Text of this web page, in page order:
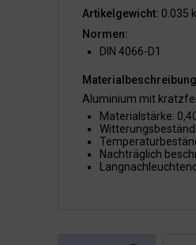
Artikelgewicht: 0.035
Normen:
DIN 4066-D1
Aluminium mit
Materialstärke:
Nachträglich